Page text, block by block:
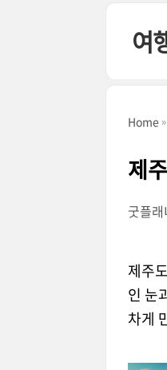
여
Home
제
굿플래
제주
인 눈
차게